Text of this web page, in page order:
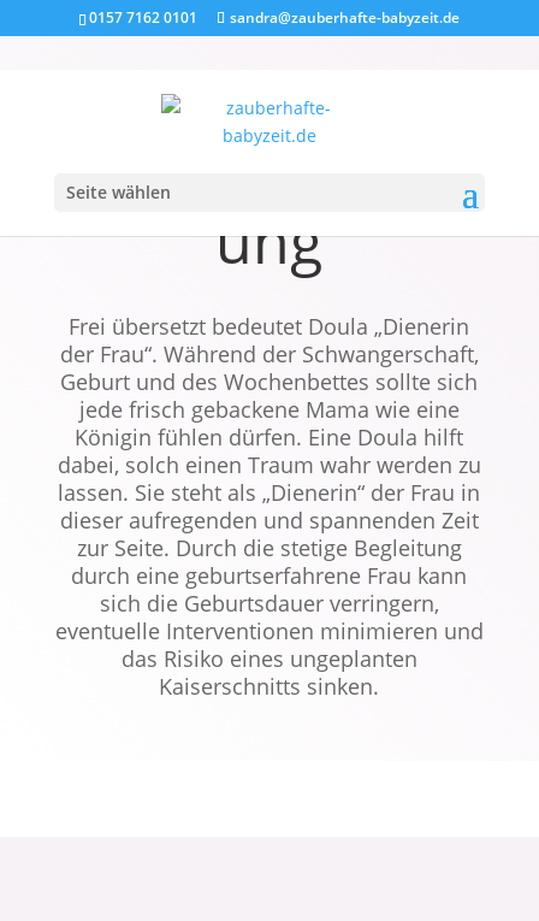
0157 7162 0101 sandra@zauberhafte-babyzeit.de
Seite wählen
Geburtsbegleit
ung
Frei übersetzt bedeutet Doula „Dienerin
der Frau“. Während der Schwangerschaft,
Geburt und des Wochenbettes sollte sich
jede frisch gebackene Mama wie eine
Königin fühlen dürfen. Eine Doula hilft
dabei, solch einen Traum wahr werden zu
lassen. Sie steht als „Dienerin“ der Frau in
dieser aufregenden und spannenden Zeit
zur Seite. Durch die stetige Begleitung
durch eine geburtserfahrene Frau kann
sich die Geburtsdauer verringern,
eventuelle Interventionen minimieren und
das Risiko eines ungeplanten
Kaiserschnitts sinken.